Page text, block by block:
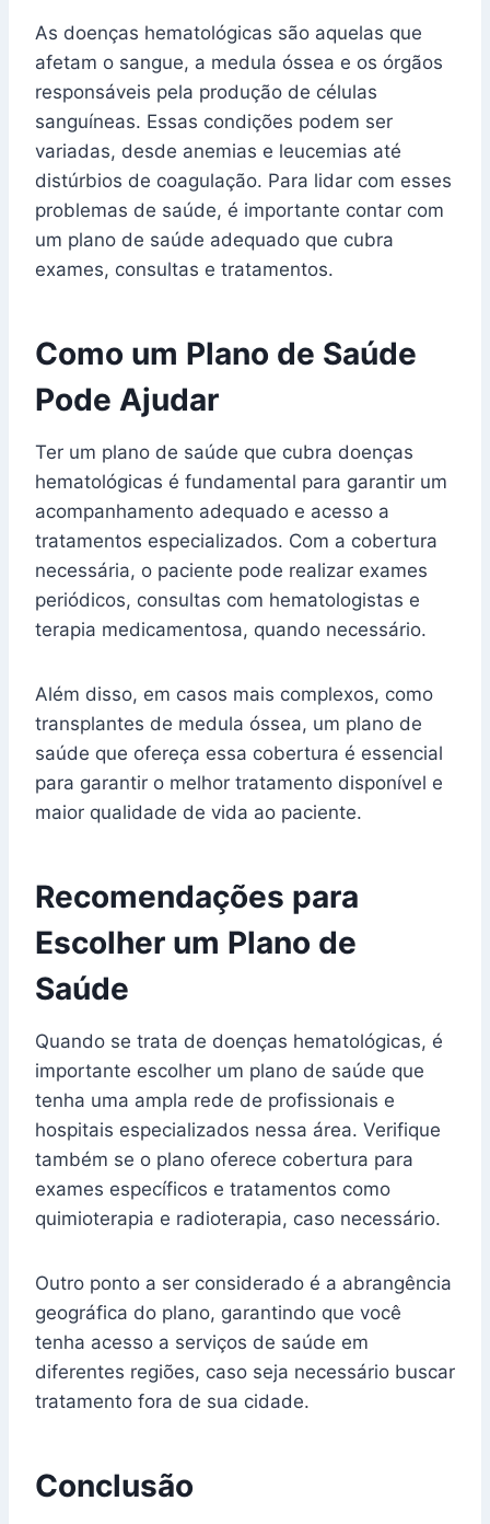
As doenças hematológicas são aquelas que
afetam o sangue, a medula óssea e os órgãos
responsáveis pela produção de células
sanguíneas. Essas condições podem ser
variadas, desde anemias e leucemias até
distúrbios de coagulação. Para lidar com esses
problemas de saúde, é importante contar com
um plano de saúde adequado que cubra
exames, consultas e tratamentos.
Como um Plano de Saúde
Pode Ajudar
Ter um plano de saúde que cubra doenças
hematológicas é fundamental para garantir um
acompanhamento adequado e acesso a
tratamentos especializados. Com a cobertura
necessária, o paciente pode realizar exames
periódicos, consultas com hematologistas e
terapia medicamentosa, quando necessário.
Além disso, em casos mais complexos, como
transplantes de medula óssea, um plano de
saúde que ofereça essa cobertura é essencial
para garantir o melhor tratamento disponível e
maior qualidade de vida ao paciente.
Recomendações para
Escolher um Plano de
Saúde
Quando se trata de doenças hematológicas, é
importante escolher um plano de saúde que
tenha uma ampla rede de profissionais e
hospitais especializados nessa área. Verifique
também se o plano oferece cobertura para
exames específicos e tratamentos como
quimioterapia e radioterapia, caso necessário.
Outro ponto a ser considerado é a abrangência
geográfica do plano, garantindo que você
tenha acesso a serviços de saúde em
diferentes regiões, caso seja necessário buscar
tratamento fora de sua cidade.
Conclusão